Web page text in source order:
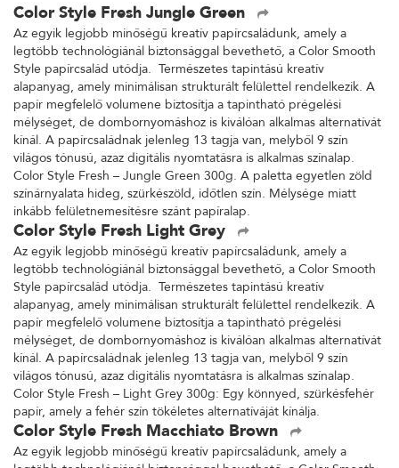
Color Style Fresh Jungle Green
Az egyik legjobb minőségű kreatív papírcsaládunk, amely a
legtöbb technológiánál biztonsággal bevethető, a Color Smooth
Style papírcsalád utódja. Természetes tapintású kreatív
alapanyag, amely minimálisan strukturált felülettel rendelkezik. A
papír megfelelő volumene biztosítja a tapintható prégelési
mélységet, de dombornyomáshoz is kiválóan alkalmas alternatívát
kínál. A papírcsaládnak jelenleg 13 tagja van, melyből 9 szín
világos tónusú, azaz digitális nyomtatásra is alkalmas színalap.
Color Style Fresh – Jungle Green 300g. A paletta egyetlen zöld
színárnyalata hideg, szürkészöld, időtlen szín. Mélysége miatt
inkább felületnemesítésre szánt papíralap.
Color Style Fresh Light Grey
Az egyik legjobb minőségű kreatív papírcsaládunk, amely a
legtöbb technológiánál biztonsággal bevethető, a Color Smooth
Style papírcsalád utódja. Természetes tapintású kreatív
alapanyag, amely minimálisan strukturált felülettel rendelkezik. A
papír megfelelő volumene biztosítja a tapintható prégelési
mélységet, de dombornyomáshoz is kiválóan alkalmas alternatívát
kínál. A papírcsaládnak jelenleg 13 tagja van, melyből 9 szín
világos tónusú, azaz digitális nyomtatásra is alkalmas színalap.
Color Style Fresh – Light Grey 300g: Egy könnyed, szürkésfehér
papír, amely a fehér szín tökéletes alternatíváját kínálja.
Color Style Fresh Macchiato Brown
Az egyik legjobb minőségű kreatív papírcsaládunk, amely a